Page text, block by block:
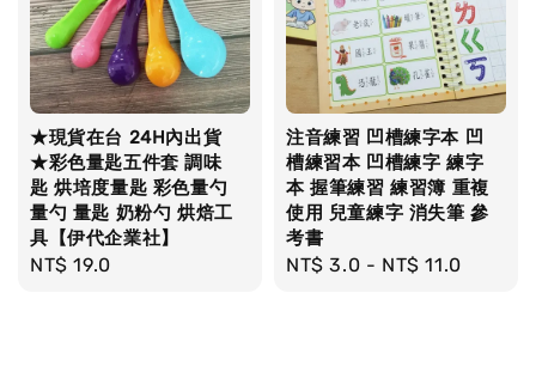
★現貨在台 24H內出貨
★彩色量匙五件套 調味
匙 烘培度量匙 彩色量勺
量勺 量匙 奶粉勺 烘焙工
具【伊代企業社】
Regular
NT$ 19.0
注音練習 凹槽練字本 凹
槽練習本 凹槽練字 練字
本 握筆練習 練習簿 重複
使用 兒童練字 消失筆 參
考書
Regular
NT$ 3.0 - NT$ 11.0